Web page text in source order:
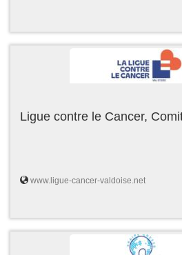
Ligue contre le Cancer,
www.ligue-cancer-valdoise.net